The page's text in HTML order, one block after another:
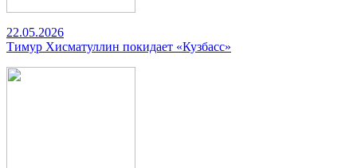
22.05.2026
Тимур Хисматуллин покидает «Кузбасс»